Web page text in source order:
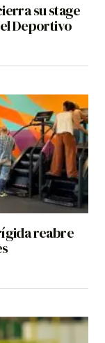
su stage
Deportivo
reabre